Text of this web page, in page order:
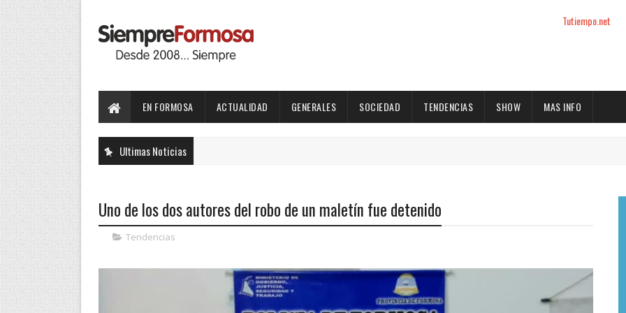
Tutiempo.net
EN FORMOSA ACTUALIDAD GENERALES SOCIEDAD TENDENCIAS SHOW MAS INFO
Ultimas Noticias
Uno de los dos autores del robo de un maletín fue detenido
Tendencias